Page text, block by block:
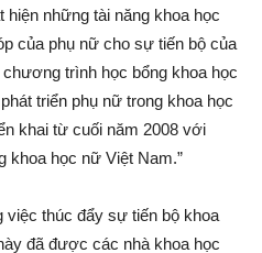
hiện những tài năng khoa học
của phụ nữ cho sự tiến bộ của
trình học bổng khoa học
triển phụ nữ trong khoa học
khai từ cuối năm 2008 với
khoa học nữ Việt Nam.”
thúc đẩy sự tiến bộ khoa
đã được các nhà khoa học